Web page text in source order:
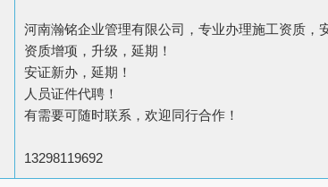
河南瀚铭企业管理有限公司，专业办理施工资质，
资质增项，升级，延期！
安证新办，延期！
人员证件代聘！
有需要可随时联系，欢迎同行合作！
13298119692